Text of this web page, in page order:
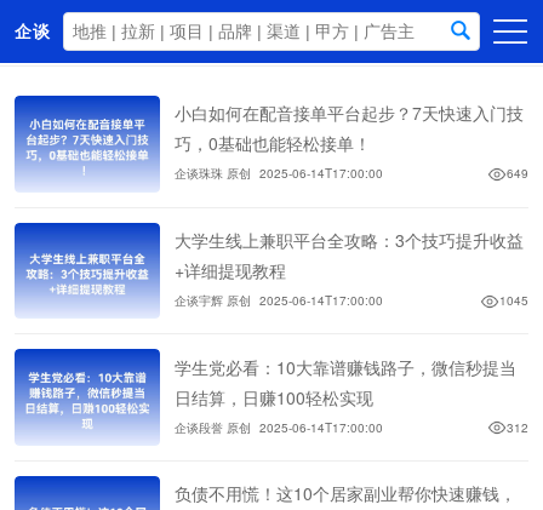
企谈
商务资源
资讯动态
关于我们
小白如何在配音接单平台起步？7天快速入门技
巧，0基础也能轻松接单！
企谈珠珠 原创 2025-06-14T17:00:00 649
大学生线上兼职平台全攻略：3个技巧提升收益
+详细提现教程
企谈宇辉 原创 2025-06-14T17:00:00 1045
学生党必看：10大靠谱赚钱路子，微信秒提当
日结算，日赚100轻松实现
企谈段誉 原创 2025-06-14T17:00:00 312
负债不用慌！这10个居家副业帮你快速赚钱，